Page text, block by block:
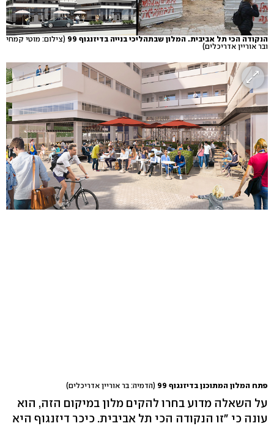
הנקודה הכי תל אביבית. המלון שבתהליכי בנייה בדיזנגוף 99
(צילום: מוטי קמחי
ובר אוריין אדריכלים)
פתח המלון המתוכנן בדיזנגוף 99 (הדמיה: בר אוריין אדריכלים)
על השאלה מדוע בחרו להקים מלון במיקום הזה, הוא
עונה כי "זו הנקודה הכי תל אביבית. כיכר דיזנגוף היא